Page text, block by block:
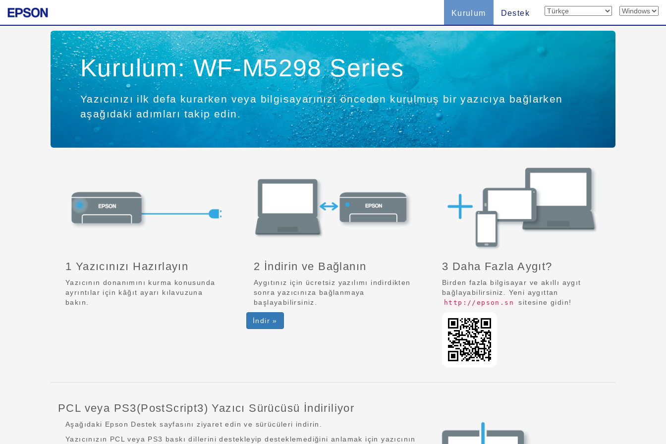
Kurulum Destek
Kurulum: WF-M5298 Series
Yazıcınızı ilk defa kurarken veya bilgisayarınızı önceden kurulmuş bir yazıcıya bağlarken
aşağıdaki adımları takip edin.
1 Yazıcınızı Hazırlayın
Yazıcının donanımını kurma konusunda
ayrıntılar için kâğıt ayarı kılavuzuna
bakın.
2 İndirin ve Bağlanın
Aygıtınız için ücretsiz yazılımı indirdikten
sonra yazıcınıza bağlanmaya
başlayabilirsiniz.
İndir »
3 Daha Fazla Aygıt?
Birden fazla bilgisayar ve akıllı aygıt
bağlayabilirsiniz. Yeni aygıttan
http://epson.sn sitesine gidin!
PCL veya PS3(PostScript3) Yazıcı Sürücüsü İndiriliyor
Aşağıdaki Epson Destek sayfasını ziyaret edin ve sürücüleri indirin.
Yazıcınızın PCL veya PS3 baskı dillerini destekleyip desteklemediğini anlamak için yazıcının